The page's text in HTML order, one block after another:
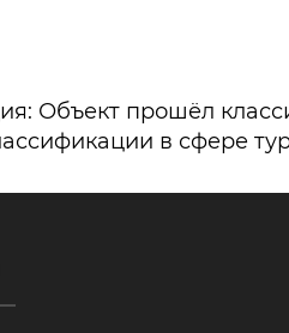
Объект прошёл
в сфере